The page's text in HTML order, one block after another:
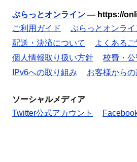
ぷらっとオンライン — https://
ご利用ガイド
ぷらっとオンラ
配送・決済について
よくあるご
個人情報取り扱い方針
校費・
IPv6への取り組み
お客様からの
ソーシャルメディア
Twitter公式アカウント